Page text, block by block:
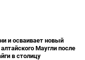
и осваивает новый
Маугли после
в столицу